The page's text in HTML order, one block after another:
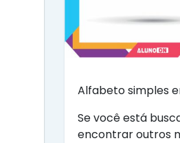
Alfabeto simples
Se você está
encontrar outros